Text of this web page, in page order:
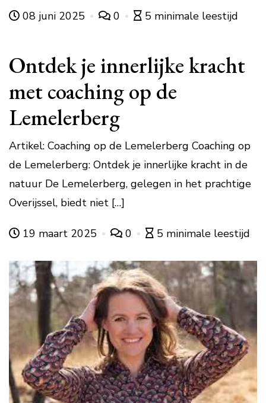
08 juni 2025 0 5 minimale leestijd
Ontdek je innerlijke kracht
met coaching op de
Lemelerberg
Artikel: Coaching op de Lemelerberg Coaching op
de Lemelerberg: Ontdek je innerlijke kracht in de
natuur De Lemelerberg, gelegen in het prachtige
Overijssel, biedt niet […]
19 maart 2025 0 5 minimale leestijd